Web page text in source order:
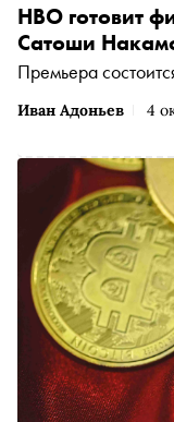
Иван Адоньев 4
HBO готовит
Сатоши
Премьера